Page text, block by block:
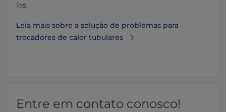
los.
Leia mais sobre a solução de problemas para
trocadores de calor tubulares
Entre em contato conosco!